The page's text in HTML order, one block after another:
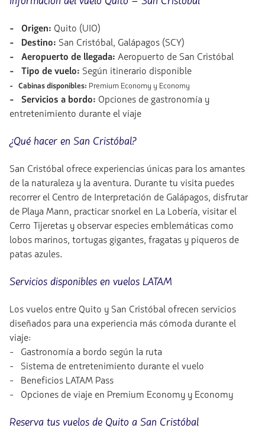
- Origen: Quito (UIO)
- Destino: San Cristóbal, Galápagos (SCY)
- Aeropuerto de llegada: Aeropuerto de San Cristóbal
- Tipo de vuelo: Según itinerario disponible
- Cabinas disponibles: Premium Economy y Economy
- Servicios a bordo: Opciones de gastronomía y
entretenimiento durante el viaje
¿Qué hacer en San Cristóbal?
San Cristóbal ofrece experiencias únicas para los amantes
de la naturaleza y la aventura. Durante tu visita puedes
recorrer el Centro de Interpretación de Galápagos, disfrutar
de Playa Mann, practicar snorkel en La Lobería, visitar el
Cerro Tijeretas y observar especies emblemáticas como
lobos marinos, tortugas gigantes, fragatas y piqueros de
patas azules.
Servicios disponibles en vuelos LATAM
Los vuelos entre Quito y San Cristóbal ofrecen servicios
diseñados para una experiencia más cómoda durante el
viaje:
- Gastronomía a bordo según la ruta
- Sistema de entretenimiento durante el vuelo
- Beneficios LATAM Pass
- Opciones de viaje en Premium Economy y Economy
Reserva tus vuelos de Quito a San Cristóbal